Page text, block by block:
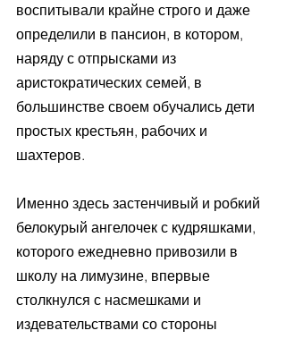
воспитывали крайне строго и даже
определили в пансион, в котором,
наряду с отпрысками из
аристократических семей, в
большинстве своем обучались дети
простых крестьян, рабочих и
шахтеров.
Именно здесь застенчивый и робкий
белокурый ангелочек с кудряшками,
которого ежедневно привозили в
школу на лимузине, впервые
столкнулся с насмешками и
издевательствами со стороны